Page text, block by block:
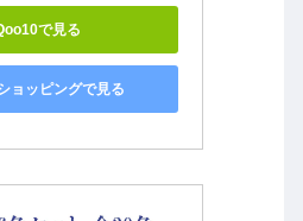
で見る
ョッピングで見る